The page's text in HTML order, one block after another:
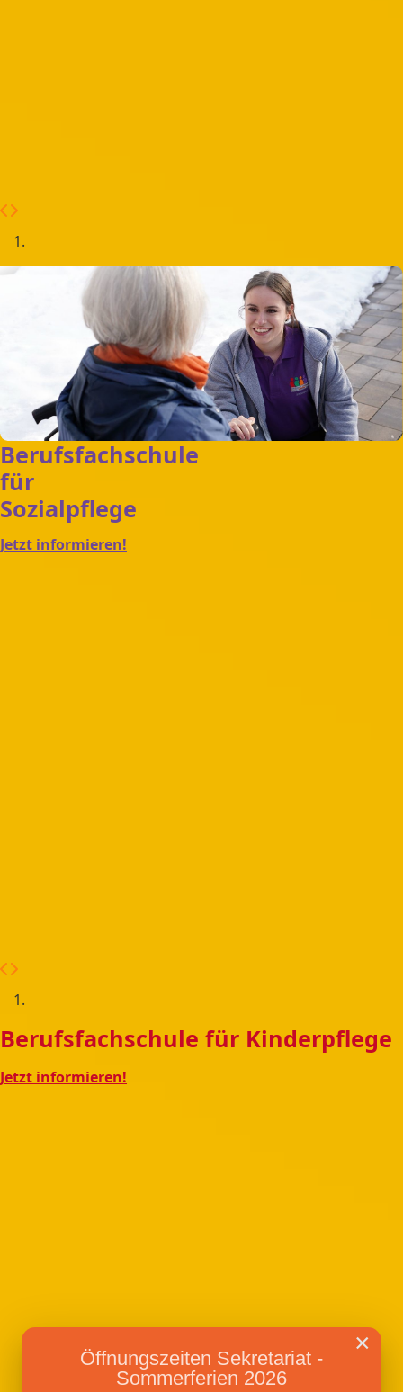
Berufsfachschule
für
Sozialpflege
Jetzt informieren!
Berufsfachschule für Kinderpflege
Jetzt informieren!
×
Öffnungszeiten Sekretariat -
Sommerferien 2026